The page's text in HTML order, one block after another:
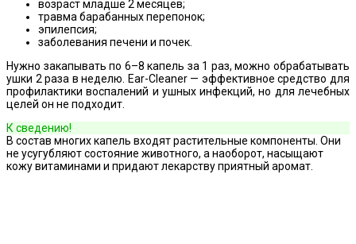
возраст младше 2 месяцев;
травма барабанных перепонок;
эпилепсия;
заболевания печени и почек.
Нужно закапывать по 6–8 капель за 1 раз, можно обрабатывать
ушки 2 раза в неделю. Ear-Cleaner — эффективное средство для
профилактики воспалений и ушных инфекций, но для лечебных
целей он не подходит.
К сведению!
В состав многих капель входят растительные компоненты. Они
не усугубляют состояние животного, а наоборот, насыщают
кожу витаминами и придают лекарству приятный аромат.